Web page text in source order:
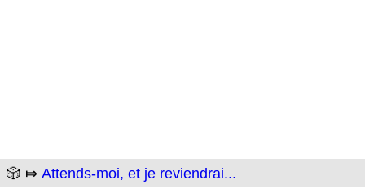
🎲 ⤇ Attends-moi, et je reviendrai...